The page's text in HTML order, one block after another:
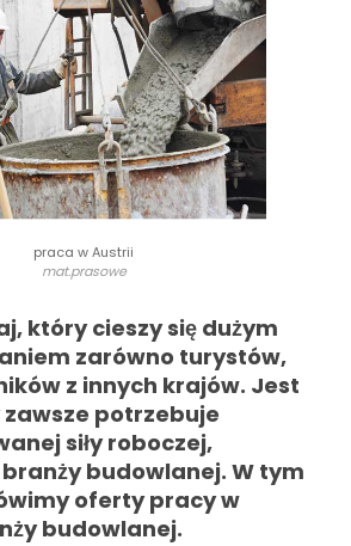
praca w Austrii
mat.prasowe
który cieszy się dużym
zarówno turystów,
z innych krajów. Jest
potrzebuje
siły roboczej,
branży budowlanej. W tym
oferty pracy w
budowlanej.